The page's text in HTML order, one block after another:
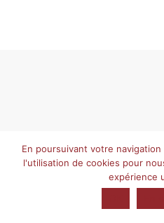
En poursuivant votre
l'utilisation de cookies pour
expérience